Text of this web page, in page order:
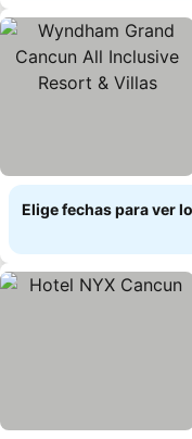
Elige fechas para ver